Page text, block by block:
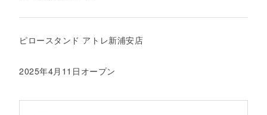
ピロースタンド アトレ新浦安店
2025年4月11日オープン